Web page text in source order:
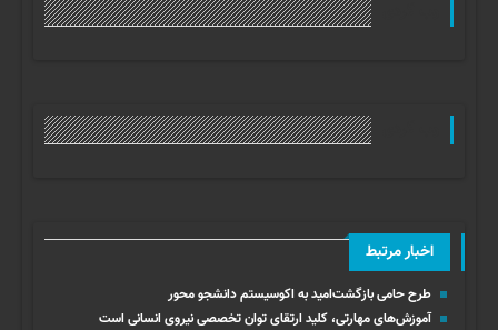
اخبار مرتبط
طرح حامی بازگشت‌امید به اکوسیستم دانشجو محور
آموزش‌های مهارتی، کلید ارتقای توان تخصصی نیروی انسانی است